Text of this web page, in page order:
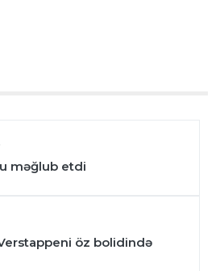
məğlub etdi
öz bolidində